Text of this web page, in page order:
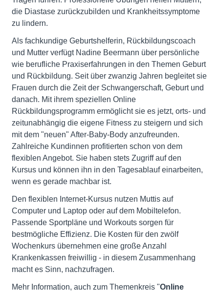
die Diastase zurückzubilden und Krankheitssymptome
zu lindern.
Als fachkundige Geburtshelferin, Rückbildungscoach
und Mutter verfügt Nadine Beermann über persönliche
wie berufliche Praxiserfahrungen in den Themen Geburt
und Rückbildung. Seit über zwanzig Jahren begleitet sie
Frauen durch die Zeit der Schwangerschaft, Geburt und
danach. Mit ihrem speziellen Online
Rückbildungsprogramm ermöglicht sie es jetzt, orts- und
zeitunabhängig die eigene Fitness zu steigern und sich
mit dem "neuen" After-Baby-Body anzufreunden.
Zahlreiche Kundinnen profitierten schon von dem
flexiblen Angebot. Sie haben stets Zugriff auf den
Kursus und können ihn in den Tagesablauf einarbeiten,
wenn es gerade machbar ist.
Den flexiblen Internet-Kursus nutzen Muttis auf
Computer und Laptop oder auf dem Mobiltelefon.
Passende Sportpläne und Workouts sorgen für
bestmögliche Effizienz. Die Kosten für den zwölf
Wochenkurs übernehmen eine große Anzahl
Krankenkassen freiwillig - in diesem Zusammenhang
macht es Sinn, nachzufragen.
Mehr Information, auch zum Themenkreis "Online